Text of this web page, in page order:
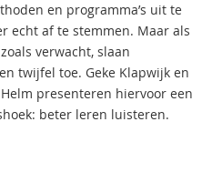
en programma’s uit te
echt af te stemmen. Maar als
verwacht, slaan
twijfel toe. Geke Klapwijk en
presenteren hiervoor een
beter leren luisteren.